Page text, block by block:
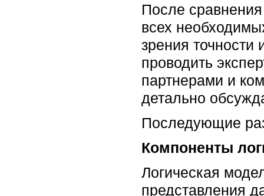
После
всех
зрения точности
проводить
партнерами и
детально
Последующие
Компоненты
Логическая
представления